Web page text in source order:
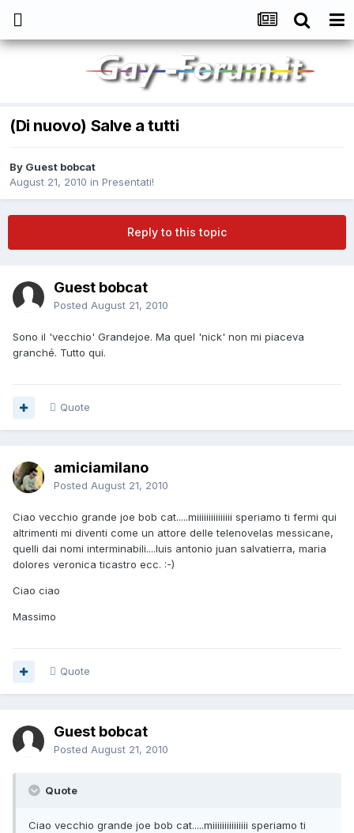
(Di nuovo) Salve a tutti
By Guest bobcat
August 21, 2010 in Presentati!
Reply to this topic
Guest bobcat
Posted August 21, 2010
Sono il 'vecchio' Grandejoe. Ma quel 'nick' non mi piaceva
granché. Tutto qui.
Quote
amiciamilano
Posted August 21, 2010
Ciao vecchio grande joe bob cat.....miiiiiiiiiiiiiii speriamo ti fermi qui
altrimenti mi diventi come un attore delle telenovelas messicane,
quelli dai nomi interminabili....luis antonio juan salvatierra, maria
dolores veronica ticastro ecc. :-)
Ciao ciao
Massimo
Quote
Guest bobcat
Posted August 21, 2010
Quote
Ciao vecchio grande joe bob cat.....miiiiiiiiiiiiiii speriamo ti